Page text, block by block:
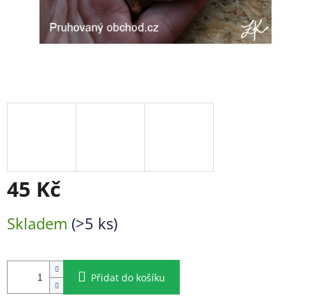
45 Kč
cena:
Skladem (>5 ks)
Přidat do košíku